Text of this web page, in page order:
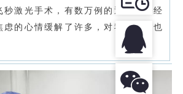
秒激光手术，有数万例的近视手术经
虑的心情缓解了许多，对我的手术也